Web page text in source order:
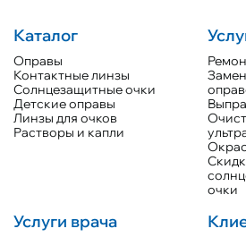
Каталог
Оправы
Контактные линзы
Солнцезащитные очки
Детские оправы
Линзы для очков
Растворы и капли
очки
Услуги врача